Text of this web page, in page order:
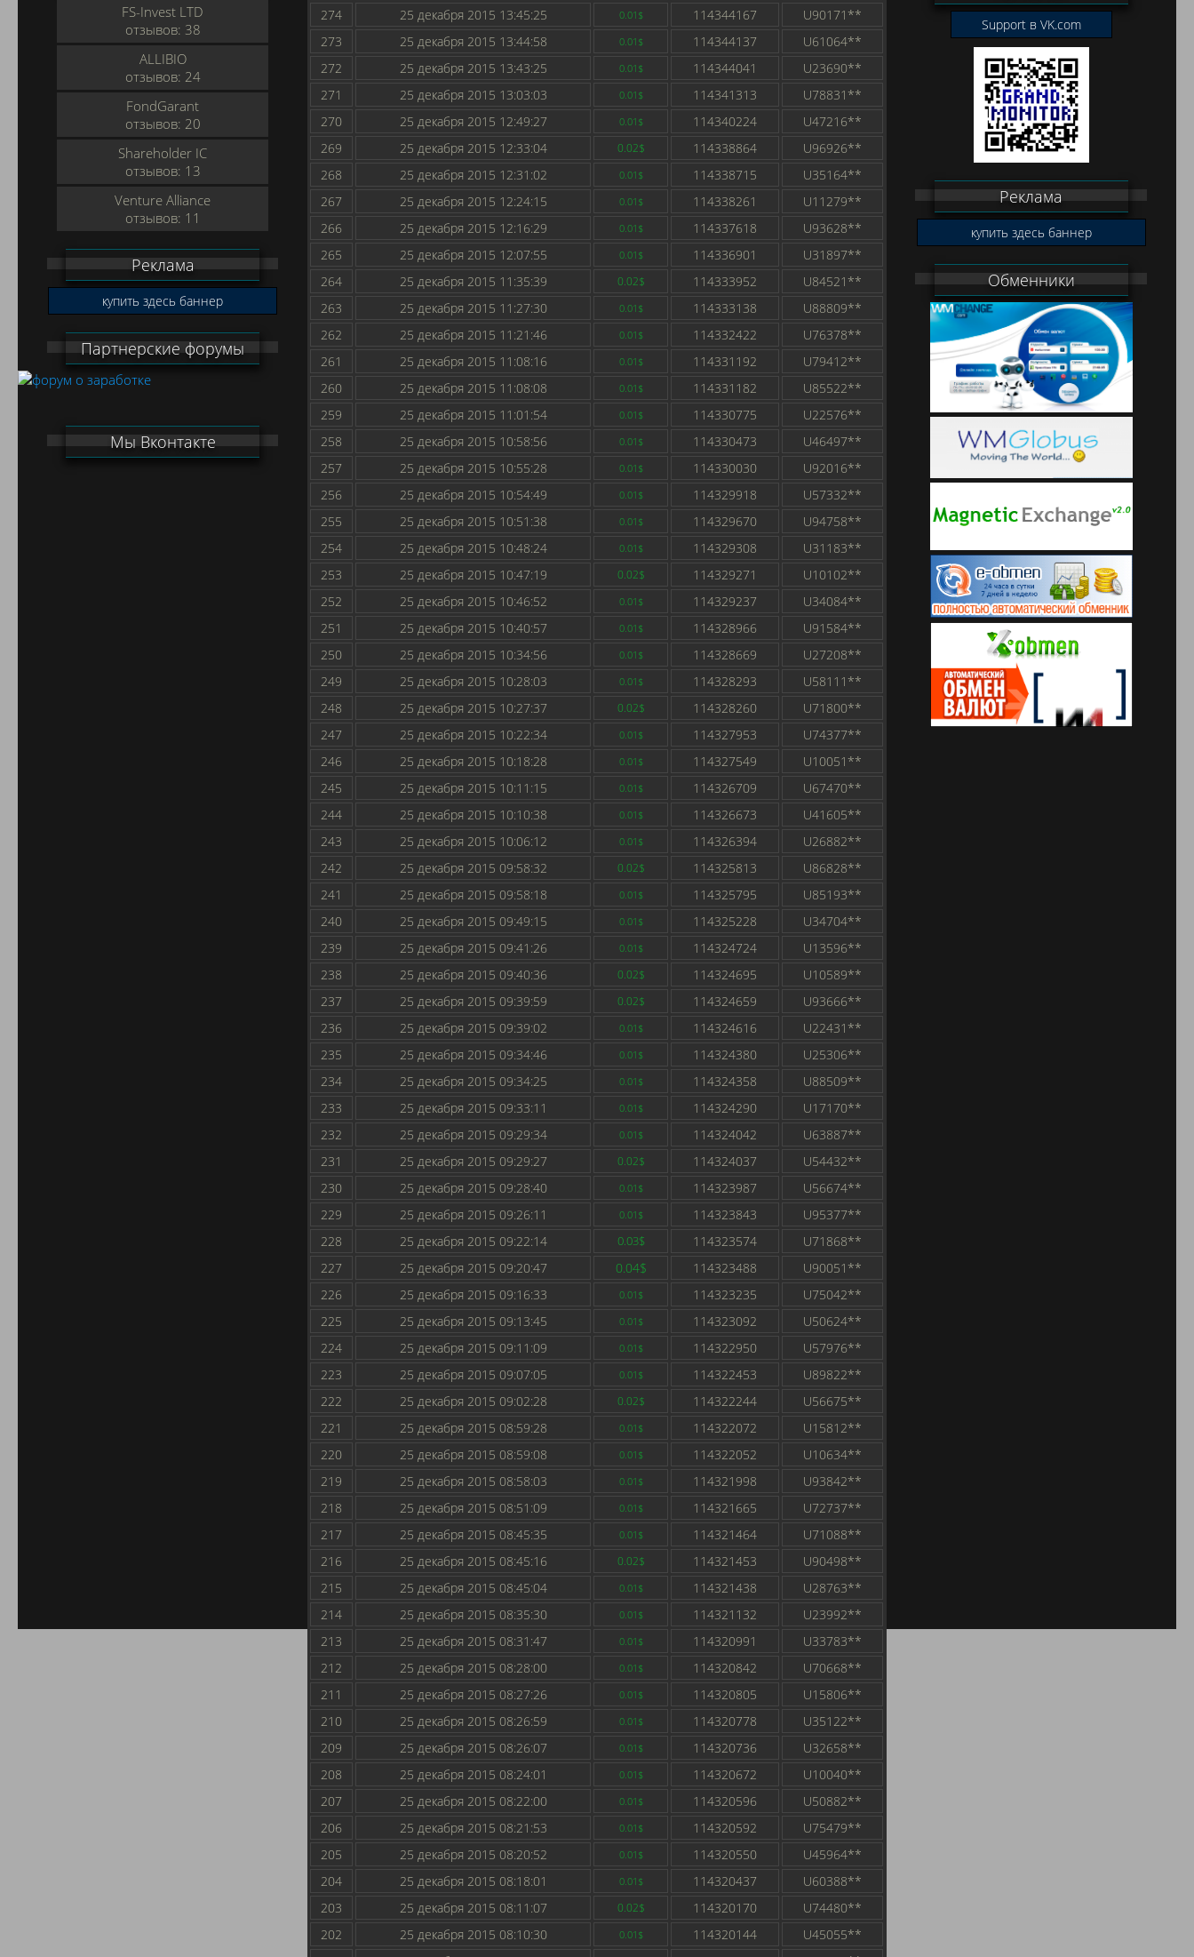
FS-Invest LTD
отзывов: 38
ALLIBIO
отзывов: 24
FondGarant
отзывов: 20
Shareholder IC
отзывов: 13
Venture Alliance
отзывов: 11
Реклама
купить здесь баннер
Партнерские форумы
Мы Вконтакте
274
25 декабря 2015 13:45:25 0.01$ 114344167
U90171**
273
25 декабря 2015 13:44:58 0.01$ 114344137
U61064**
272
25 декабря 2015 13:43:25 0.01$ 114344041
U23690**
271
25 декабря 2015 13:03:03 0.01$ 114341313
U78831**
270
25 декабря 2015 12:49:27 0.01$ 114340224
U47216**
269
25 декабря 2015 12:33:04 0.02$ 114338864
U96926**
268
25 декабря 2015 12:31:02 0.01$ 114338715
U35164**
267
25 декабря 2015 12:24:15 0.01$ 114338261
U11279**
266
25 декабря 2015 12:16:29 0.01$ 114337618
U93628**
265
25 декабря 2015 12:07:55 0.01$ 114336901
U31897**
264
25 декабря 2015 11:35:39 0.02$ 114333952
U84521**
263
25 декабря 2015 11:27:30 0.01$ 114333138
U88809**
262
25 декабря 2015 11:21:46 0.01$ 114332422
U76378**
261
25 декабря 2015 11:08:16 0.01$ 114331192
U79412**
260
25 декабря 2015 11:08:08 0.01$ 114331182
U85522**
259
25 декабря 2015 11:01:54 0.01$ 114330775
U22576**
258
25 декабря 2015 10:58:56 0.01$ 114330473
U46497**
257
25 декабря 2015 10:55:28 0.01$ 114330030
U92016**
256
25 декабря 2015 10:54:49 0.01$ 114329918
U57332**
255
25 декабря 2015 10:51:38 0.01$ 114329670
U94758**
254
25 декабря 2015 10:48:24 0.01$ 114329308
U31183**
253
25 декабря 2015 10:47:19 0.02$ 114329271
U10102**
252
25 декабря 2015 10:46:52 0.01$ 114329237
U34084**
251
25 декабря 2015 10:40:57 0.01$ 114328966
U91584**
250
25 декабря 2015 10:34:56 0.01$ 114328669
U27208**
249
25 декабря 2015 10:28:03 0.01$ 114328293
U58111**
248
25 декабря 2015 10:27:37 0.02$ 114328260
U71800**
247
25 декабря 2015 10:22:34 0.01$ 114327953
U74377**
246
25 декабря 2015 10:18:28 0.01$ 114327549
U10051**
245
25 декабря 2015 10:11:15 0.01$ 114326709
U67470**
244
25 декабря 2015 10:10:38 0.01$ 114326673
U41605**
243
25 декабря 2015 10:06:12 0.01$ 114326394
U26882**
242
25 декабря 2015 09:58:32 0.02$ 114325813
U86828**
241
25 декабря 2015 09:58:18 0.01$ 114325795
U85193**
240
25 декабря 2015 09:49:15 0.01$ 114325228
U34704**
239
25 декабря 2015 09:41:26 0.01$ 114324724
U13596**
238
25 декабря 2015 09:40:36 0.02$ 114324695
U10589**
237
25 декабря 2015 09:39:59 0.02$ 114324659
U93666**
236
25 декабря 2015 09:39:02 0.01$ 114324616
U22431**
235
25 декабря 2015 09:34:46 0.01$ 114324380
U25306**
234
25 декабря 2015 09:34:25 0.01$ 114324358
U88509**
233
25 декабря 2015 09:33:11 0.01$ 114324290
U17170**
232
25 декабря 2015 09:29:34 0.01$ 114324042
U63887**
231
25 декабря 2015 09:29:27 0.02$ 114324037
U54432**
230
25 декабря 2015 09:28:40 0.01$ 114323987
U56674**
229
25 декабря 2015 09:26:11 0.01$ 114323843
U95377**
228
25 декабря 2015 09:22:14 0.03$ 114323574
U71868**
227
25 декабря 2015 09:20:47 0.04$ 114323488
U90051**
226
25 декабря 2015 09:16:33 0.01$ 114323235
U75042**
225
25 декабря 2015 09:13:45 0.01$ 114323092
U50624**
224
25 декабря 2015 09:11:09 0.01$ 114322950
U57976**
223
25 декабря 2015 09:07:05 0.01$ 114322453
U89822**
222
25 декабря 2015 09:02:28 0.02$ 114322244
U56675**
221
25 декабря 2015 08:59:28 0.01$ 114322072
U15812**
220
25 декабря 2015 08:59:08 0.01$ 114322052
U10634**
219
25 декабря 2015 08:58:03 0.01$ 114321998
U93842**
218
25 декабря 2015 08:51:09 0.01$ 114321665
U72737**
217
25 декабря 2015 08:45:35 0.01$ 114321464
U71088**
216
25 декабря 2015 08:45:16 0.02$ 114321453
U90498**
215
25 декабря 2015 08:45:04 0.01$ 114321438
U28763**
214
25 декабря 2015 08:35:30 0.01$ 114321132
U23992**
213
25 декабря 2015 08:31:47 0.01$ 114320991
U33783**
212
25 декабря 2015 08:28:00 0.01$ 114320842
U70668**
211
25 декабря 2015 08:27:26 0.01$ 114320805
U15806**
210
25 декабря 2015 08:26:59 0.01$ 114320778
U35122**
209
25 декабря 2015 08:26:07 0.01$ 114320736
U32658**
208
25 декабря 2015 08:24:01 0.01$ 114320672
U10040**
207
25 декабря 2015 08:22:00 0.01$ 114320596
U50882**
206
25 декабря 2015 08:21:53 0.01$ 114320592
U75479**
205
25 декабря 2015 08:20:52 0.01$ 114320550
U45964**
204
25 декабря 2015 08:18:01 0.01$ 114320437
U60388**
203
25 декабря 2015 08:11:07 0.02$ 114320170
U74480**
202
25 декабря 2015 08:10:30 0.01$ 114320144
U45055**
Support в VK.com
Реклама
купить здесь баннер
Обменники